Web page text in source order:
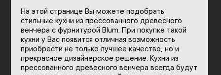
На этой странице Вы можете подобрать
стильные кухни из прессованного древесного
венчера с фурнитурой Blum. При покупке такой
кухни у Вас появится отличная возможность
приобрести не только лучшее качество, но и
прекрасное дизайнерское решение. Кухни из
прессованного древесного венчера всегда будут